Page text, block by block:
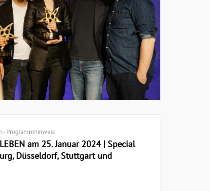
Programmhinweis
am 25. Januar 2024 | Special
Düsseldorf, Stuttgart und